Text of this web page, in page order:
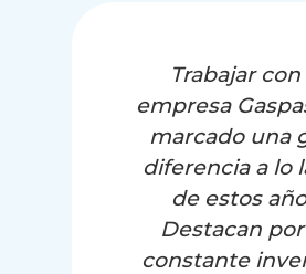
Trabajar con
empresa
marcado una
diferencia a lo
de estos
Destacan
constante